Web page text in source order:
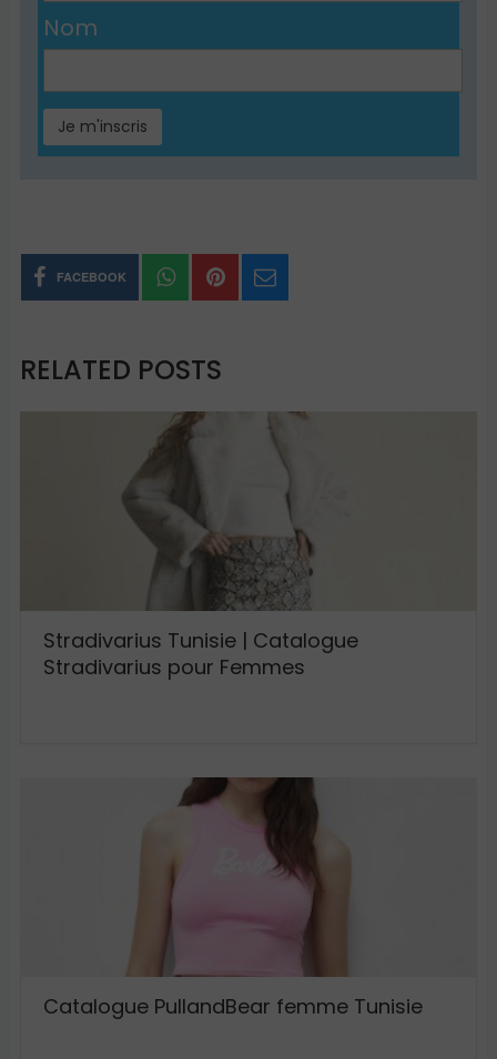
Nom
FACEBOOK
RELATED POSTS
Stradivarius Tunisie | Catalogue
Stradivarius pour Femmes
Catalogue PullandBear femme Tunisie